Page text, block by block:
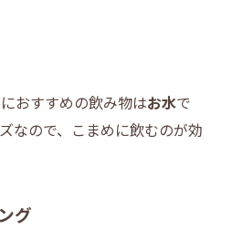
おすすめの飲み物はお水で
なので、こまめに飲むのが効
グ